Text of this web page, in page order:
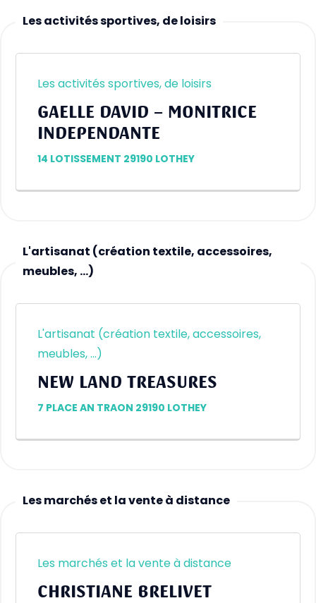
Les activités sportives, de loisirs
Les activités sportives, de loisirs
GAELLE DAVID – MONITRICE
INDEPENDANTE
14 LOTISSEMENT 29190 LOTHEY
L'artisanat (création textile, accessoires,
meubles, …)
L'artisanat (création textile, accessoires,
meubles, …)
NEW LAND TREASURES
7 PLACE AN TRAON 29190 LOTHEY
Les marchés et la vente à distance
Les marchés et la vente à distance
CHRISTIANE BRELIVET